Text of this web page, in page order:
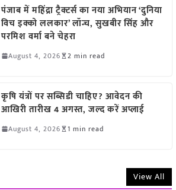
पंजाब में महिंद्रा ट्रैक्टर्स का नया अभियान ‘दुनिया
विच इक्को ललकार’ लॉन्च, सुखबीर सिंह और
परमिश वर्मा बने चेहरा
August 4, 2026 2 min read
कृषि यंत्रों पर सब्सिडी चाहिए? आवेदन की
आखिरी तारीख 4 अगस्त, जल्द करें अप्लाई
August 4, 2026 1 min read
View All